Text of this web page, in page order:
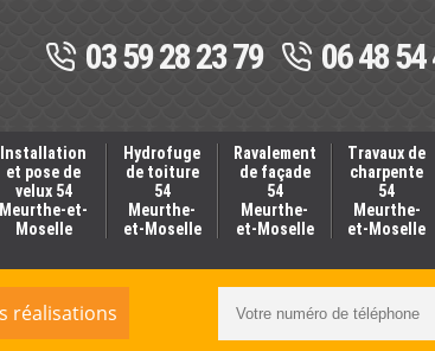
03 59 28 23 79 06 48 54
Installation
et pose de
velux 54
Meurthe-et-
Moselle
Hydrofuge
de toiture
54
Meurthe-
et-Moselle
Ravalement
de façade
54
Meurthe-
et-Moselle
Travaux de
charpente
54
Meurthe-
et-Moselle
réalisations